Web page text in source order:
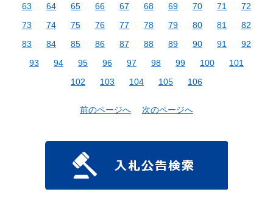
63
64 65 66 67 68 69 70 71
72
73
74 75 76 77 78 79 80 81
82
83
84 85 86 87 88 89 90 91
92
93
94 95 96 97 98 99 100
101
102
103 104 105 106
前のページへ 次のページへ